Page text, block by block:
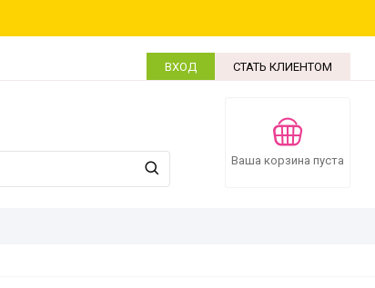
ВХОД СТАТЬ КЛИЕНТОМ
Ваша корзина пуста